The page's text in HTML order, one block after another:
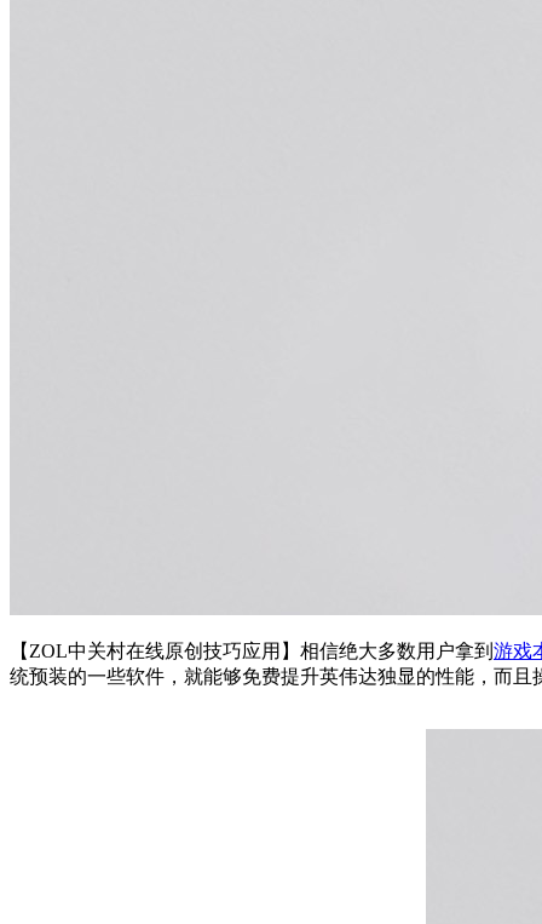
【ZOL中关村在线原创技巧应用】相信绝大多数用户拿到 游戏
统预装的一些软件，就能够免费提升英伟达独显的性能，而